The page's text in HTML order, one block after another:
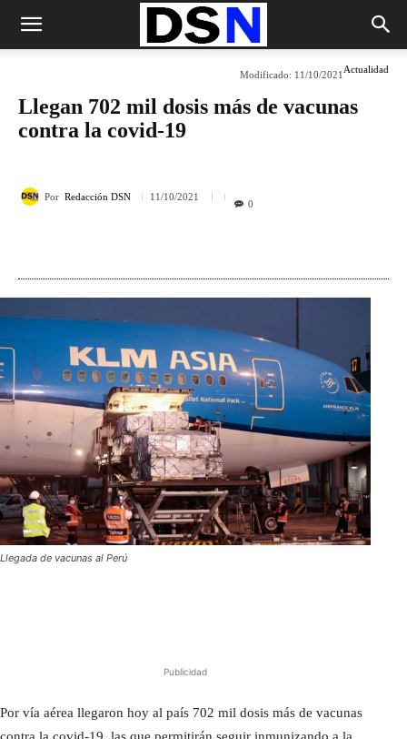
Actualidad
Modificado: 11/10/2021
Llegan 702 mil dosis más de vacunas
contra la covid-19
Por Redacción DSN 11/10/2021
0
Llegada de vacunas al Perú
Publicidad
Por vía aérea llegaron hoy al país 702 mil dosis más de vacunas